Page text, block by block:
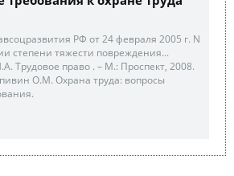
РФ от 24 февраля 2005 г. N
степени тяжести повреждения...
Трудовое право . – М.: Проспект, 2008.
О.М. Охрана труда: вопросы